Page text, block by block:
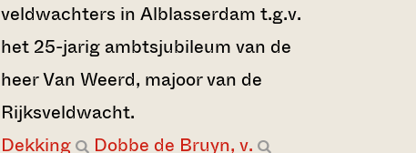
veldwachters in Alblasserdam t.g.v.
het 25-jarig ambtsjubileum van de
heer Van Weerd, majoor van de
Rijksveldwacht.
Dekking
Dobbe de Bruyn, v.